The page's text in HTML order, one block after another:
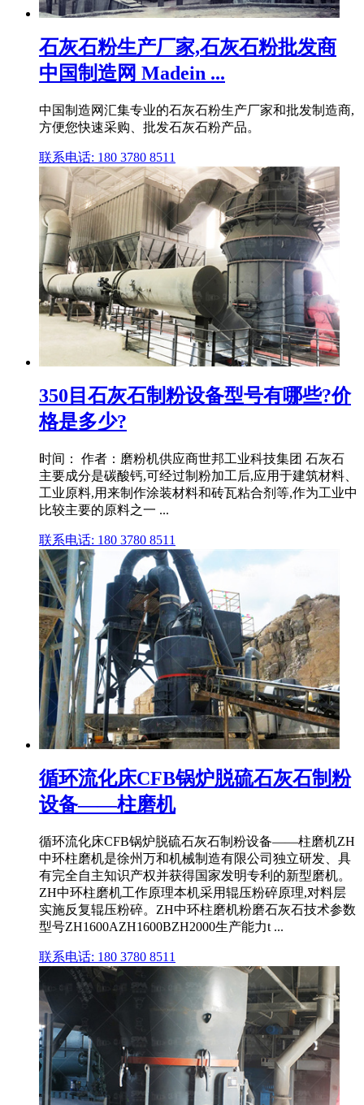
石灰石粉生产厂家,石灰石粉批发商
中国制造网 Madein ...
中国制造网汇集专业的石灰石粉生产厂家和批发制造商,
方便您快速采购、批发石灰石粉产品。
联系电话: 180 3780 8511
350目石灰石制粉设备型号有哪些?价
格是多少?
时间： 作者：磨粉机供应商世邦工业科技集团 石灰石
主要成分是碳酸钙,可经过制粉加工后,应用于建筑材料、
工业原料,用来制作涂装材料和砖瓦粘合剂等,作为工业中
比较主要的原料之一 ...
联系电话: 180 3780 8511
循环流化床CFB锅炉脱硫石灰石制粉
设备——柱磨机
循环流化床CFB锅炉脱硫石灰石制粉设备——柱磨机ZH
中环柱磨机是徐州万和机械制造有限公司独立研发、具
有完全自主知识产权并获得国家发明专利的新型磨机。
ZH中环柱磨机工作原理本机采用辊压粉碎原理,对料层
实施反复辊压粉碎。ZH中环柱磨机粉磨石灰石技术参数
型号ZH1600AZH1600BZH2000生产能力t ...
联系电话: 180 3780 8511